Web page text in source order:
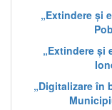
„Extindere și
„Extindere și
„Digitalizare în